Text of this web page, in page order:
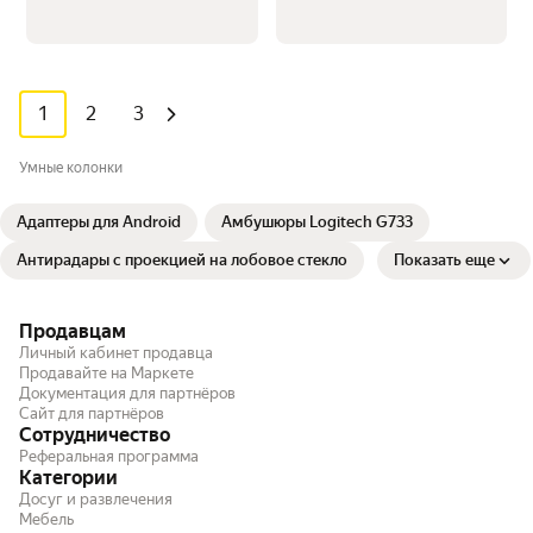
1 2 3
Умные колонки
Адаптеры для Android Амбушюры Logitech G733
Антирадары с проекцией на лобовое стекло Показать еще
Продавцам
Личный кабинет продавца
Продавайте на Маркете
Документация для партнёров
Сайт для партнёров
Сотрудничество
Реферальная программа
Категории
Досуг и развлечения
Мебель